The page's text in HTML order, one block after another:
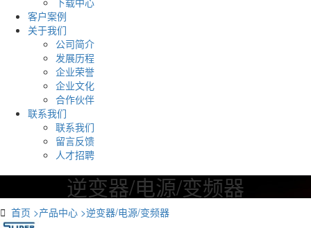
客户案例
关于我们
公司简介
发展历程
企业荣誉
企业文化
合作伙伴
联系我们
联系我们
留言反馈
人才招聘
逆变器/电源/变频器
 首页 >产品中心 >逆变器/电源/变频器